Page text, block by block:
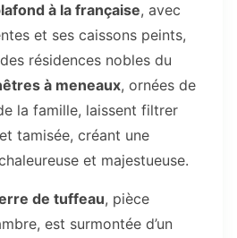
à la française, avec
et ses caissons peints,
résidences nobles du
à meneaux, ornées de
la famille, laissent filtrer
tamisée, créant une
et majestueuse.
de tuffeau, pièce
est surmontée d’un